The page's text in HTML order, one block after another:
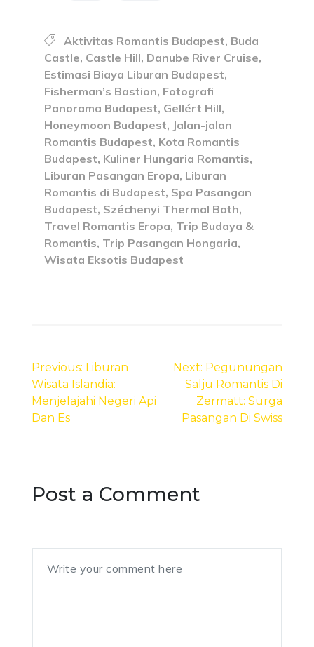
Aktivitas Romantis Budapest, Buda
Castle, Castle Hill, Danube River Cruise,
Estimasi Biaya Liburan Budapest,
Fisherman’s Bastion, Fotografi
Panorama Budapest, Gellért Hill,
Honeymoon Budapest, Jalan-jalan
Romantis Budapest, Kota Romantis
Budapest, Kuliner Hungaria Romantis,
Liburan Pasangan Eropa, Liburan
Romantis di Budapest, Spa Pasangan
Budapest, Széchenyi Thermal Bath,
Travel Romantis Eropa, Trip Budaya &
Romantis, Trip Pasangan Hongaria,
Wisata Eksotis Budapest
navigation
Previous: Liburan
Wisata Islandia:
Menjelajahi Negeri Api
Dan Es
Next: Pegunungan
Salju Romantis Di
Zermatt: Surga
Pasangan Di Swiss
Post a Comment